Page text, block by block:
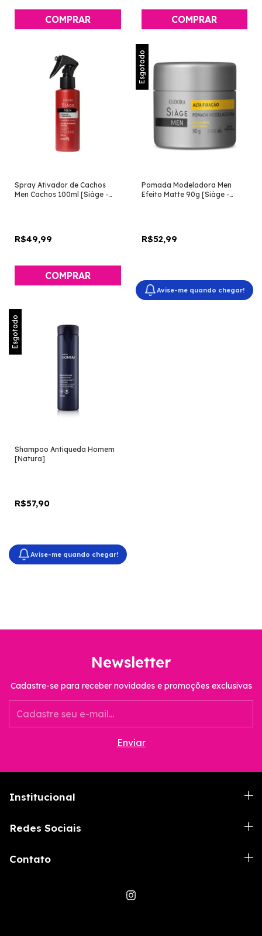
Spray Ativador de Cachos
Men Cachos 100ml [Siàge -
R$49,99
Esgotado
Pomada Modeladora Men
Efeito Matte 90g [Siàge -
R$52,99
Avise-me quando chegar!
Esgotado
Shampoo Antiqueda Homem
[Natura]
R$57,90
Avise-me quando chegar!
Newsletter
Cadastre-se para receber novidades e promoções exclusivas
Institucional
Redes Sociais
Contato